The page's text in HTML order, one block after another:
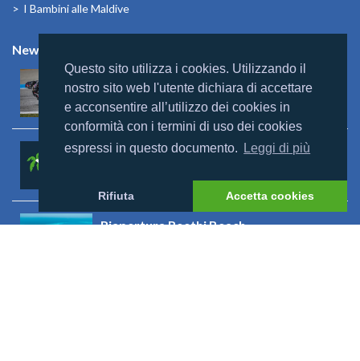
Questo sito utilizza i cookies. Utilizzando il
nostro sito web l'utente dichiara di accettare
e acconsentire all’utilizzo dei cookies in
conformità con i termini di uso dei cookies
espressi in questo documento.
Leggi di più
Rifiuta Accetta cookies
I Bambini alle Maldive
News
Mondomaldive & Tony Arbolino
Rebranding Universal Resorts
Riapertura Reethi Beach